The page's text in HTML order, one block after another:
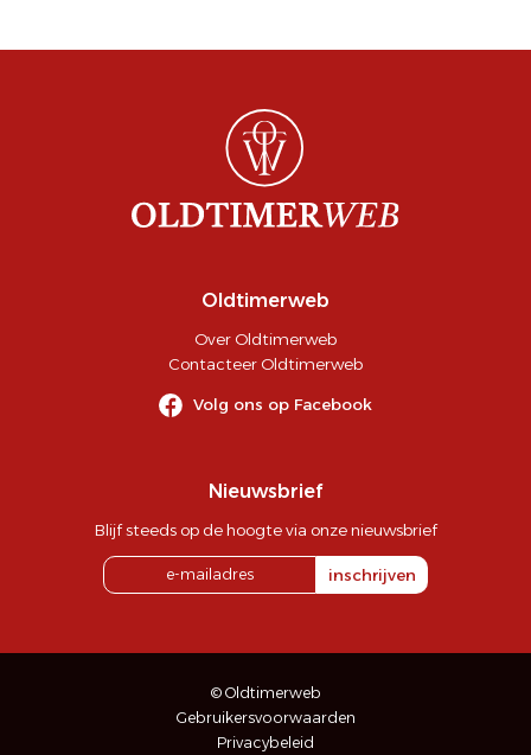
Oldtimerweb
Over Oldtimerweb
Contacteer Oldtimerweb
Volg ons op Facebook
Nieuwsbrief
Blijf steeds op de hoogte via onze nieuwsbrief
inschrijven
© Oldtimerweb
Gebruikersvoorwaarden
Privacybeleid